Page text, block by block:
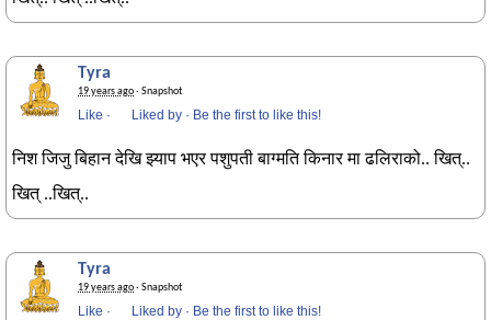
Tyra
19 years ago· Snapshot
Like · Liked by · Be the first to like this!
निश जिजु बिहान देखि झ्याप भएर पशुपती बाग्मति किनार मा ढलिराको.. खित्..
खित् ..खित्..
Tyra
19 years ago· Snapshot
Like · Liked by · Be the first to like this!